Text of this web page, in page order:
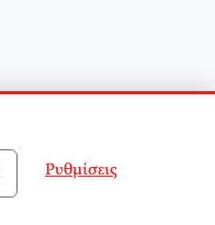
Ρυθμίσεις